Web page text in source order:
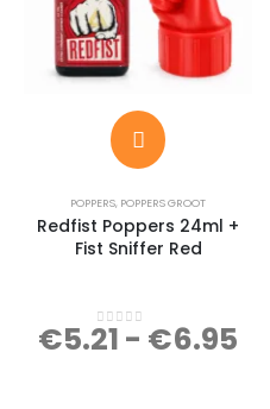
POPPERS, POPPERS GROOT
Redfist Poppers 24ml +
Fist Sniffer Red
0out of 5
€5.21 - €6.95